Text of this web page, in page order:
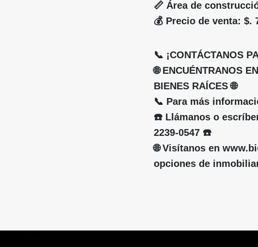
📏 Área de
💰 Precio de venta: $.
📞 ¡CONTÁCTANOS
🌐 ENCUÉNTRANOS
BIENES RAÍCES 🌐
📞 Para más
☎️ Llámanos o
2239-0547 ☎️
🌐 Visítanos en
opciones de